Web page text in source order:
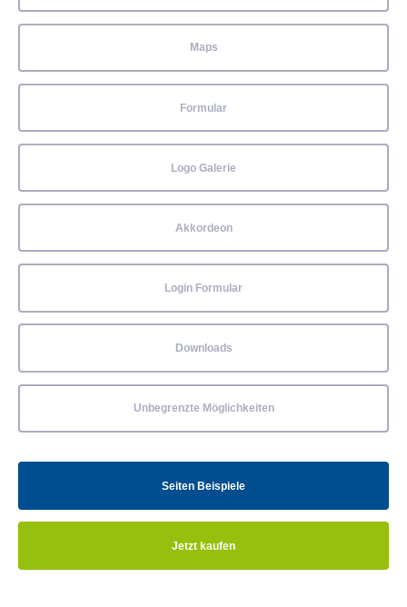
Maps
Formular
Logo Galerie
Akkordeon
Login Formular
Downloads
Unbegrenzte Möglichkeiten
Seiten Beispiele
Jetzt kaufen